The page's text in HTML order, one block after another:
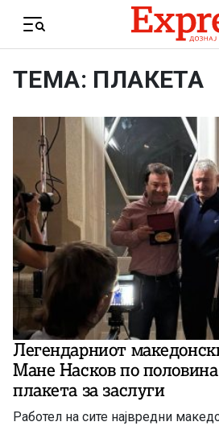
Menu
ТЕМА: ПЛАКЕТА
Легендарниот
Мане Насков по
плакета за заслуги
Работел на сите највредни